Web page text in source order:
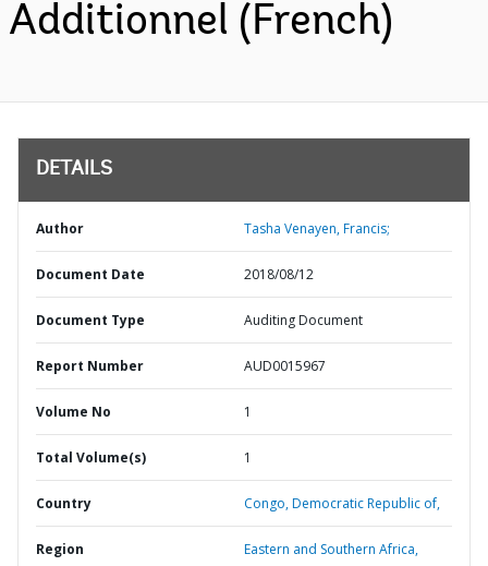
Additionnel (French)
DETAILS
Author Tasha Venayen, Francis;
Document Date 2018/08/12
Document Type Auditing Document
Report Number AUD0015967
Volume No 1
Total Volume(s) 1
Country Congo,Democratic Republic of,
Region Eastern and Southern Africa,